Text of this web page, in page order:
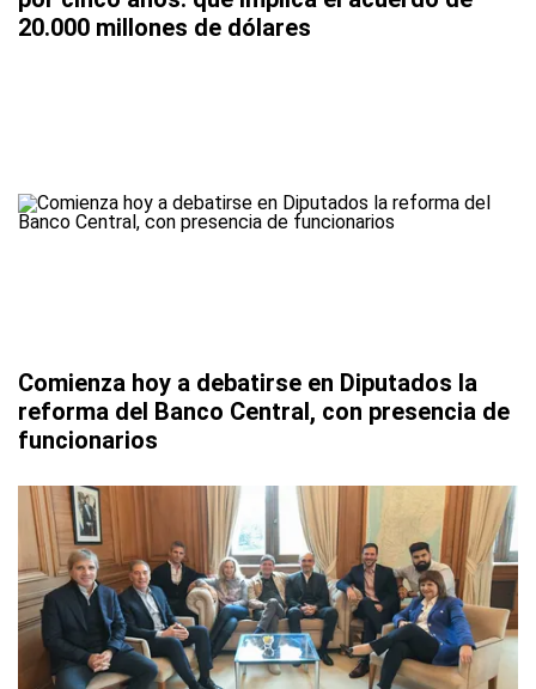
20.000 millones de dólares
Comienza hoy a debatirse en Diputados la
reforma del Banco Central, con presencia de
funcionarios